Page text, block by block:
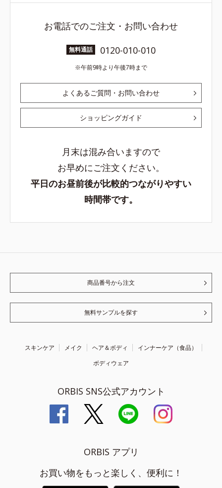
お電話でのご注文・お問い合わせ
無料通話 0120-010-010
午前9時より午後7時まで
よくあるご質問・お問い合わせ
ショッピングガイド
月末は混み合いますので
お早めにご注文ください。
平日のお昼前後が比較的つながりやすい
時間帯です。
商品番号から注文
無料サンプルを探す
スキンケア メイク ヘア＆ボディ
インナーケア（食品）
ボディウェア
ORBIS SNS公式アカウント
ORBIS アプリ
お買い物をもっと楽しく、便利に！